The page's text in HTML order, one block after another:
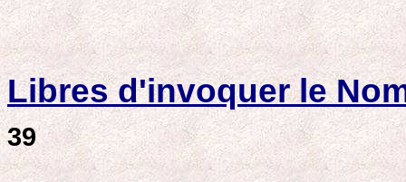
Libres d'invoquer le
39